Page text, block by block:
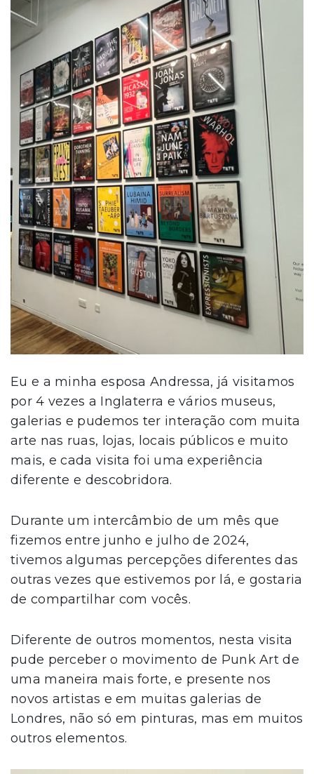
Eu e a minha esposa Andressa, já visitamos
por 4 vezes a Inglaterra e vários museus,
galerias e pudemos ter interação com muita
arte nas ruas, lojas, locais públicos e muito
mais, e cada visita foi uma experiência
diferente e descobridora.
Durante um intercâmbio de um mês que
fizemos entre junho e julho de 2024,
tivemos algumas percepções diferentes das
outras vezes que estivemos por lá, e gostaria
de compartilhar com vocês.
Diferente de outros momentos, nesta visita
pude perceber o movimento de Punk Art de
uma maneira mais forte, e presente nos
novos artistas e em muitas galerias de
Londres, não só em pinturas, mas em muitos
outros elementos.